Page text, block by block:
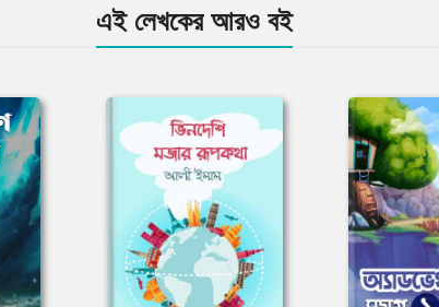
এই লেখকের আরও বই